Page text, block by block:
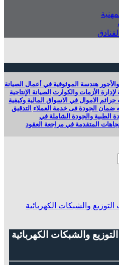
هندسة الموثوقية في أعمال الصيانة
لإدارة الأزمات والكوارث الصيانة الإنتاجية
الاموال في الاسواق المالية وكيفية
ضمان الجودة فى خدمة العملاء التدقيق
الطبية والجودة الشاملة في
المتقدمة في مراجعة العقود
والشبكات الكهربائية
والشبكات الكهربائية